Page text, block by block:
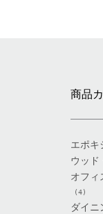
商品
エポキ
ウッド
オフィ
(4)
ダイニ